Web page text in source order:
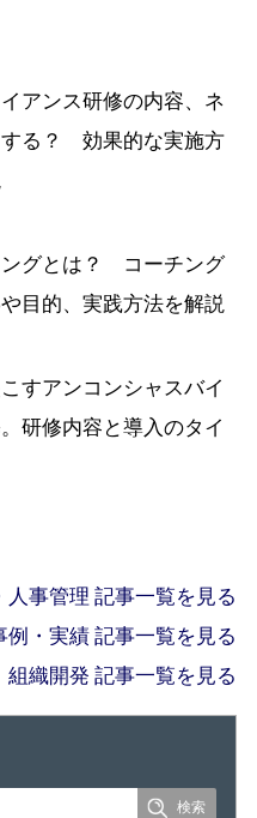
アンス研修の内容、ネ
する？ 効果的な実施方
ングとは？ コーチング
目的、実践方法を解説
すアンコンシャスバイ
研修内容と導入のタイ
人事管理 記事一覧を見る
例・実績 記事一覧を見る
組織開発 記事一覧を見る